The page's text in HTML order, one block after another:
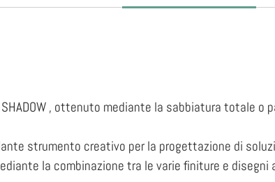
SHADOW , ottenuto mediante la sabbiatura totale
strumento creativo per la progettazione di
la combinazione tra le varie finiture e disegni